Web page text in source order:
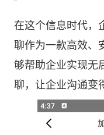
在这个信息时代，
聊作为一款高效、
够帮助企业实现无
聊，让企业沟通变